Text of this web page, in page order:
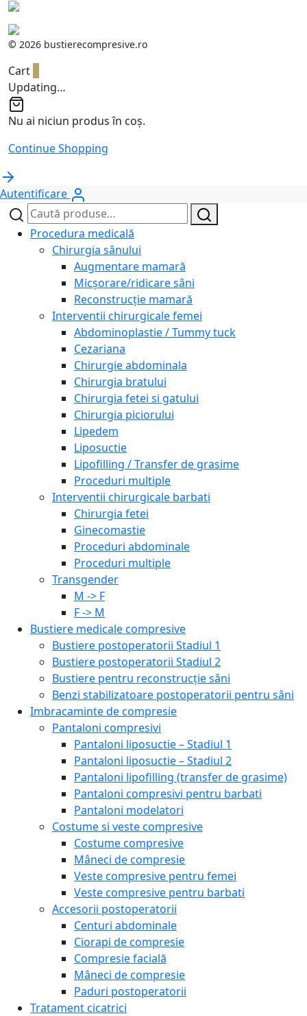
© 2026 bustierecompresive.ro
Cart
Updating…
Nu ai niciun produs în coș.
Continue Shopping
Autentificare
Caută
după:
Caută
Procedura medicală
Chirurgia sânului
Augmentare mamară
Micșorare/ridicare sâni
Reconstrucție mamară
Interventii chirurgicale femei
Abdominoplastie / Tummy tuck
Cezariana
Chirurgie abdominala
Chirurgia bratului
Chirurgia fetei si gatului
Chirurgia piciorului
Lipedem
Liposuctie
Lipofilling / Transfer de grasime
Proceduri multiple
Interventii chirurgicale barbati
Chirurgia fetei
Ginecomastie
Proceduri abdominale
Proceduri multiple
Transgender
M -> F
F -> M
Bustiere medicale compresive
Bustiere postoperatorii Stadiul 1
Bustiere postoperatorii Stadiul 2
Bustiere pentru reconstrucție sâni
Benzi stabilizatoare postoperatorii pentru sâni
Imbracaminte de compresie
Pantaloni compresivi
Pantaloni liposuctie – Stadiul 1
Pantaloni liposuctie – Stadiul 2
Pantaloni lipofilling (transfer de grasime)
Pantaloni compresivi pentru barbati
Pantaloni modelatori
Costume si veste compresive
Costume compresive
Mâneci de compresie
Veste compresive pentru femei
Veste compresive pentru barbati
Accesorii postoperatorii
Centuri abdominale
Ciorapi de compresie
Compresie facială
Mâneci de compresie
Paduri postoperatorii
Tratament cicatrici